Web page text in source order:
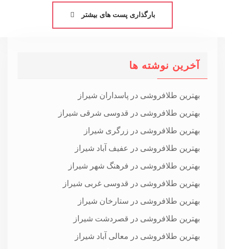
بارگذاری پست های بیشتر
آخرین نوشته ها
بهترین طلافروشی در پاسداران شیراز
بهترین طلافروشی در قدوسی شرقی شیراز
بهترین طلافروشی در زرگری شیراز
بهترین طلافروشی در عفیف آباد شیراز
بهترین طلافروشی در فرهنگ شهر شیراز
بهترین طلافروشی در قدوسی غربی شیراز
بهترین طلافروشی در ستارخان شیراز
بهترین طلافروشی در قصردشت شیراز
بهترین طلافروشی در معالی آباد شیراز